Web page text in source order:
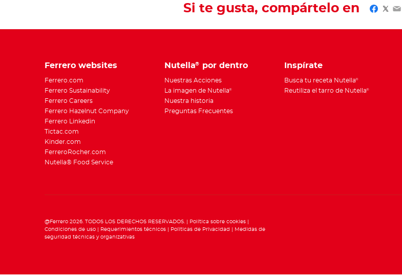
Si te gusta, compártelo en
Ferrero websites
Ferrero.com
Ferrero Sustainability
Ferrero Careers
Ferrero Hazelnut Company
Ferrero Linkedin
Tictac.com
Kinder.com
FerreroRocher.com
Nutella® Food Service
Nutella® por dentro
Nuestras Acciones
La imagen de Nutella®
Nuestra historia
Preguntas Frecuentes
Inspírate
Busca tu receta Nutella®
Reutiliza el tarro de Nutella®
@Ferrero 2026. TODOS LOS DERECHOS RESERVADOS.
Política sobre cookies
Condiciones de uso
Requerimientos técnicos Polìticas de Privacidad
Medidas de
seguridad técnicas y organizativas